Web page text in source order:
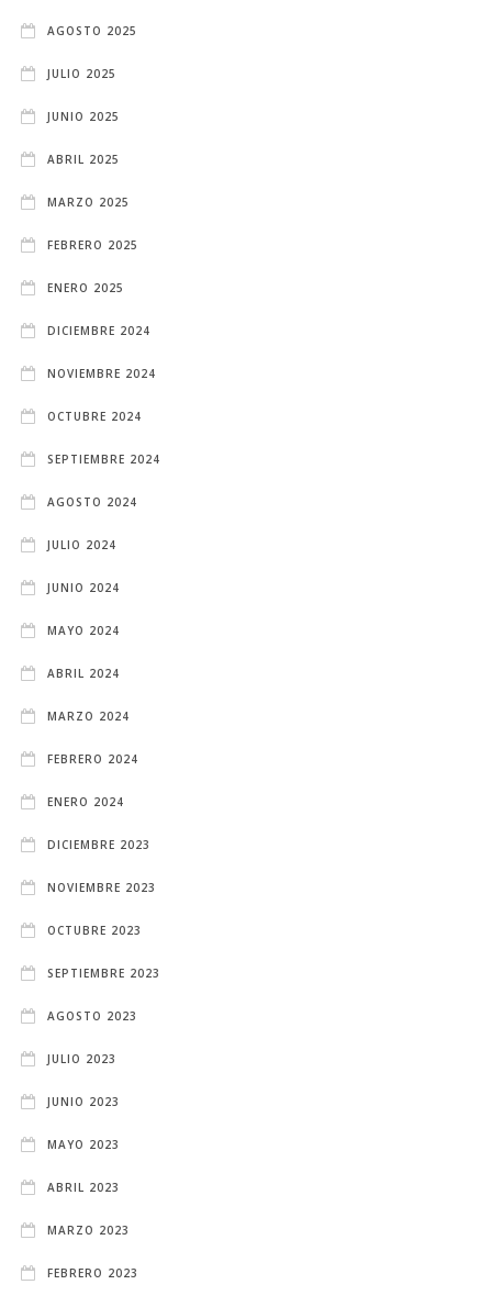
AGOSTO 2025
JULIO 2025
JUNIO 2025
ABRIL 2025
MARZO 2025
FEBRERO 2025
ENERO 2025
DICIEMBRE 2024
NOVIEMBRE 2024
OCTUBRE 2024
SEPTIEMBRE 2024
AGOSTO 2024
JULIO 2024
JUNIO 2024
MAYO 2024
ABRIL 2024
MARZO 2024
FEBRERO 2024
ENERO 2024
DICIEMBRE 2023
NOVIEMBRE 2023
OCTUBRE 2023
SEPTIEMBRE 2023
AGOSTO 2023
JULIO 2023
JUNIO 2023
MAYO 2023
ABRIL 2023
MARZO 2023
FEBRERO 2023